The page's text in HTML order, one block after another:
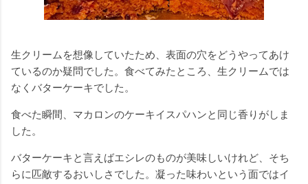
生クリームを想像していたため、表面の穴をどうやってあけ
ているのか疑問でした。食べてみたところ、生クリームでは
なくバターケーキでした。
食べた瞬間、マカロンのケーキイスパハンと同じ香りがしま
した。
バターケーキと言えばエシレのものが美味しいけれど、そち
らに匹敵するおいしさでした。凝った味わいという面ではイ